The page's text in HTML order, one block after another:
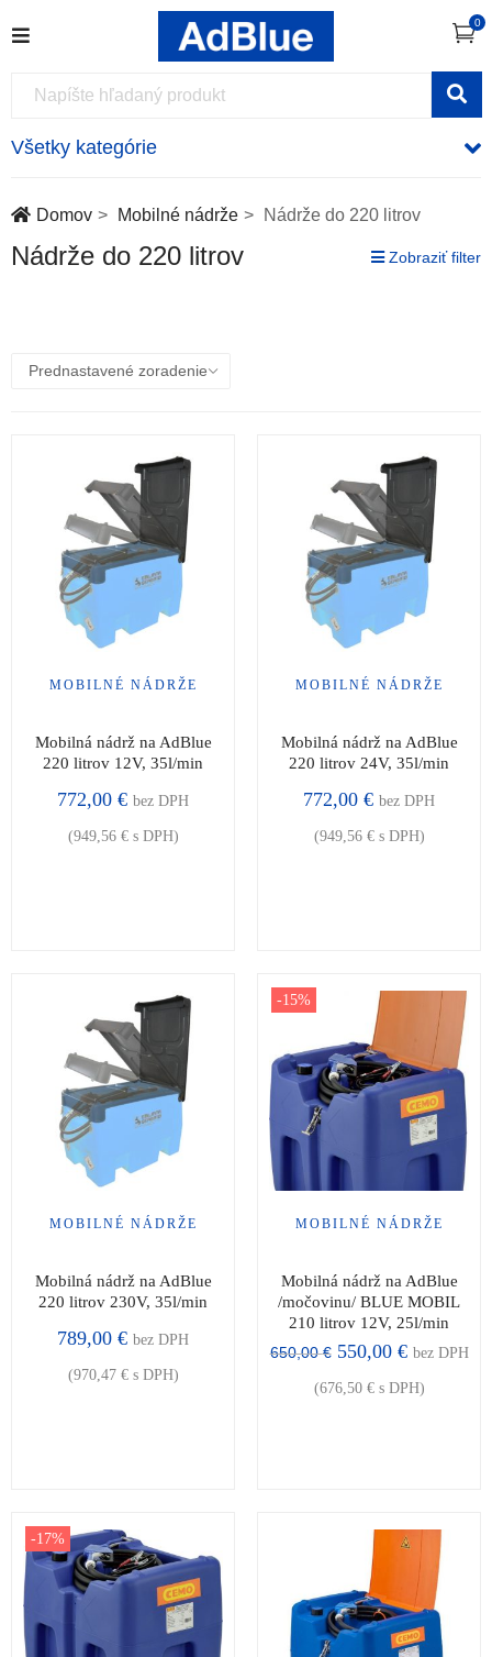
0
Všetky kategórie
Domov Mobilné nádrže Nádrže do 220 litrov
Nádrže do 220 litrov Zobraziť filter
MOBILNÉ NÁDRŽE
Mobilná nádrž na AdBlue
220 litrov 12V, 35l/min
772,00 € bez DPH
(949,56 €s DPH)
MOBILNÉ NÁDRŽE
Mobilná nádrž na AdBlue
220 litrov 24V, 35l/min
772,00 € bez DPH
(949,56 €s DPH)
MOBILNÉ NÁDRŽE
Mobilná nádrž na AdBlue
220 litrov 230V, 35l/min
789,00 € bez DPH
(970,47 €s DPH)
-15%
MOBILNÉ NÁDRŽE
Mobilná nádrž na AdBlue
/močovinu/ BLUE MOBIL
210 litrov 12V, 25l/min
650,00€ 550,00 € bez DPH
(676,50 €s DPH)
-17%